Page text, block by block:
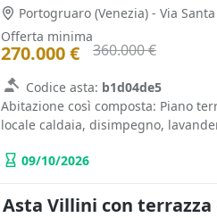
Portogruaro (Venezia) - Via
Offerta minima
270.000 € 360.000 €
Codice asta: b1d04de5
Abitazione così composta: Piano
locale caldaia, disimpegno,
09/10/2026
Asta Villini con